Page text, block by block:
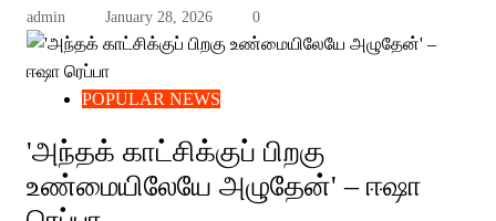
admin January 28, 2026 0
POPULAR NEWS
'அந்தக் காட்சிக்குப் பிறகு
உண்மையிலேயே அழுதேன்' – ஈஷா